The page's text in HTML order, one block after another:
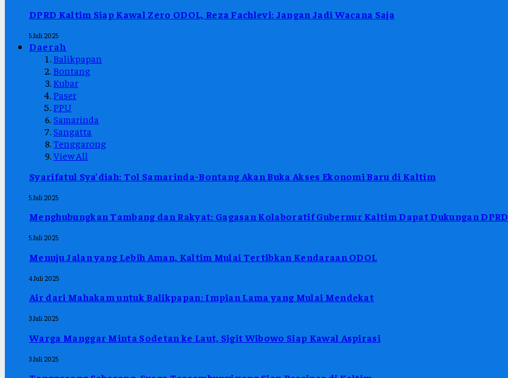
DPRD Kaltim Siap Kawal Zero ODOL, Reza Fachlevi: Jangan Jadi Wacana Saja
5 Juli 2025
Daerah
Balikpapan
Bontang
Kubar
Paser
PPU
Samarinda
Sangatta
Tenggarong
View All
Syarifatul Sya’diah: Tol Samarinda-Bontang Akan Buka Akses Ekonomi Baru di Kaltim
5 Juli 2025
Menghubungkan Tambang dan Rakyat: Gagasan Kolaboratif Gubernur Kaltim Dapat Dukungan DPRD
5 Juli 2025
Menuju Jalan yang Lebih Aman, Kaltim Mulai Tertibkan Kendaraan ODOL
4 Juli 2025
Air dari Mahakam untuk Balikpapan: Impian Lama yang Mulai Mendekat
3 Juli 2025
Warga Manggar Minta Sodetan ke Laut, Sigit Wibowo Siap Kawal Aspirasi
3 Juli 2025